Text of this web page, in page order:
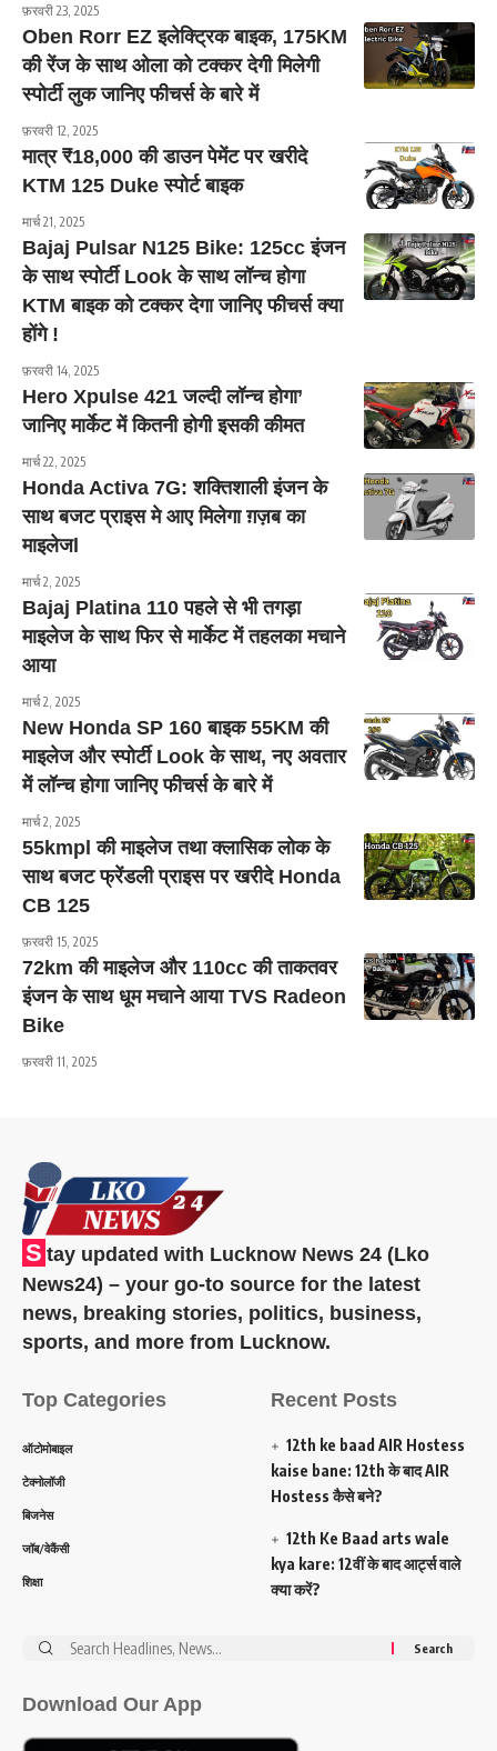
फ़रवरी 23, 2025
Oben Rorr EZ इलेक्ट्रिक बाइक, 175KM
की रेंज के साथ ओला को टक्कर देगी मिलेगी
स्पोर्टी लुक जानिए फीचर्स के बारे में
फ़रवरी 12, 2025
मात्र ₹18,000 की डाउन पेमेंट पर खरीदे
KTM 125 Duke स्पोर्ट बाइक
मार्च 21, 2025
Bajaj Pulsar N125 Bike: 125cc इंजन
के साथ स्पोर्टी Look के साथ लॉन्च होगा
KTM बाइक को टक्कर देगा जानिए फीचर्स क्या
होंगे !
फ़रवरी 14, 2025
Hero Xpulse 421 जल्दी लॉन्च होगा’
जानिए मार्केट में कितनी होगी इसकी कीमत
मार्च 22, 2025
Honda Activa 7G: शक्तिशाली इंजन के
साथ बजट प्राइस मे आए मिलेगा ग़ज़ब का
माइलेजl
मार्च 2, 2025
Bajaj Platina 110 पहले से भी तगड़ा
माइलेज के साथ फिर से मार्केट में तहलका मचाने
आया
मार्च 2, 2025
New Honda SP 160 बाइक 55KM की
माइलेज और स्पोर्टी Look के साथ, नए अवतार
में लॉन्च होगा जानिए फीचर्स के बारे में
मार्च 2, 2025
55kmpl की माइलेज तथा क्लासिक लोक के
साथ बजट फ्रेंडली प्राइस पर खरीदे Honda
CB 125
फ़रवरी 15, 2025
72km की माइलेज और 110cc की ताकतवर
इंजन के साथ धूम मचाने आया TVS Radeon
Bike
फ़रवरी 11, 2025
S tay updated with Lucknow News 24 (Lko
News24) – your go-to source for the latest
news, breaking stories, politics, business,
sports, and more from Lucknow.
Top Categories
ऑटोमोबाइल
टेक्नोलॉजी
बिजनेस
जॉब/वेकैंसी
शिक्षा
Recent Posts
12th ke baad AIR Hostess
kaise bane: 12th के बाद AIR
Hostess कैसे बने?
12th Ke Baad arts wale
kya kare: 12वीं के बाद आर्ट्स वाले
क्या करें?
Search
Download Our App